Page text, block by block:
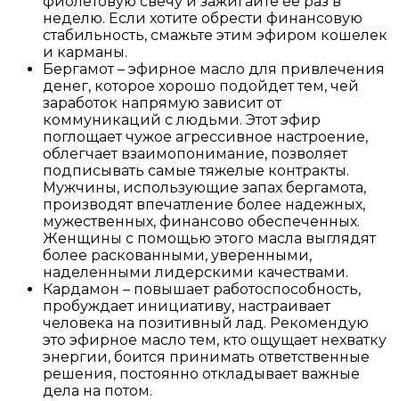
неделю. Если хотите обрести финансовую
стабильность, смажьте этим эфиром кошелек
и карманы.
Бергамот – эфирное масло для привлечения
денег, которое хорошо подойдет тем, чей
заработок напрямую зависит от
коммуникаций с людьми. Этот эфир
поглощает чужое агрессивное настроение,
облегчает взаимопонимание, позволяет
подписывать самые тяжелые контракты.
Мужчины, использующие запах бергамота,
производят впечатление более надежных,
мужественных, финансово обеспеченных.
Женщины с помощью этого масла выглядят
более раскованными, уверенными,
наделенными лидерскими качествами.
Кардамон – повышает работоспособность,
пробуждает инициативу, настраивает
человека на позитивный лад. Рекомендую
это эфирное масло тем, кто ощущает нехватку
энергии, боится принимать ответственные
решения, постоянно откладывает важные
дела на потом.